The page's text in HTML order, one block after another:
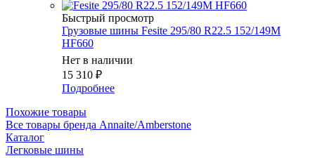
Быстрый просмотр
Грузовые шины Fesite 295/80 R22.5 152/149M
HF660
Нет в наличии
15 310 ₽
Подробнее
Похожие товары
Все товары бренда Annaite/Amberstone
Каталог
Легковые шины